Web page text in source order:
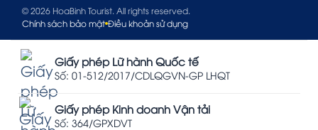
© 2026 HoaBinh Tourist. All rights reserved.
Chính sách bảo mật Điều khoản sử dụng
Giấy phép Lữ hành Quốc tế
Số: 01-512/2017/CDLQGVN-GP LHQT
Giấy phép Kinh doanh Vận tải
Số: 364/GPXDVT